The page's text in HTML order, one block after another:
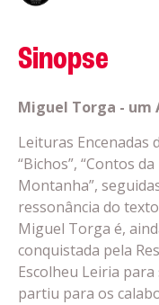
Sinopse
Miguel Torga - um
Leituras Encenadas
“Bichos”, “Contos
Montanha”,
ressonância do
Miguel Torga é,
conquistada pela
Escolheu Leiria
partiu para os